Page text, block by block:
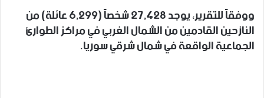
ووفقاً للتقرير، يوجد 27,428 شخصاً (6,299 عائلة) من
النازحين القادمين من الشمال الغربي في مراكز الطوارئ
الجماعية الواقعة في شمال شرقي سوريا.